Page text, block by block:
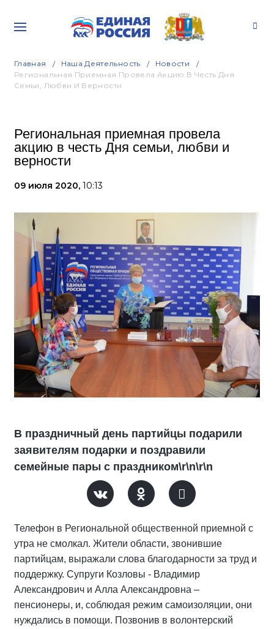
Главная Наша Деятельность
Новости
Региональная Приемная Провела Акцию В Честь Дня
Семьи, Любви И Верности
Региональная приемная провела
акцию в честь Дня семьи, любви и
верности
09 июля 2020, 10:13
В праздничный день партийцы подарили
заявителям подарки и поздравили
семейные пары с праздником\r\n\r\n
Телефон в Региональной общественной приемной с
утра не смолкал. Жители области, звонившие
партийцам, выражали слова благодарности за труд и
поддержку. Супруги Козловы - Владимир
Александрович и Алла Александровна –
пенсионеры, и, соблюдая режим самоизоляции, они
нуждались в помощи. Позвонив в волонтерский